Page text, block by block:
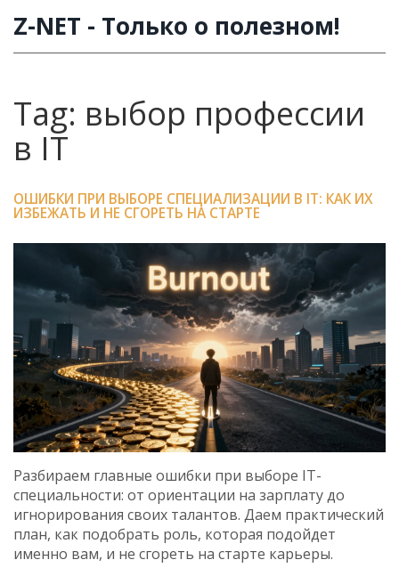
Z-NET - Только о полезном!
Tag: выбор профессии
в IT
ОШИБКИ ПРИ ВЫБОРЕ СПЕЦИАЛИЗАЦИИ В IT: КАК ИХ
ИЗБЕЖАТЬ И НЕ СГОРЕТЬ НА СТАРТЕ
Разбираем главные ошибки при выборе IT-
специальности: от ориентации на зарплату до
игнорирования своих талантов. Даем практический
план, как подобрать роль, которая подойдет
именно вам, и не сгореть на старте карьеры.